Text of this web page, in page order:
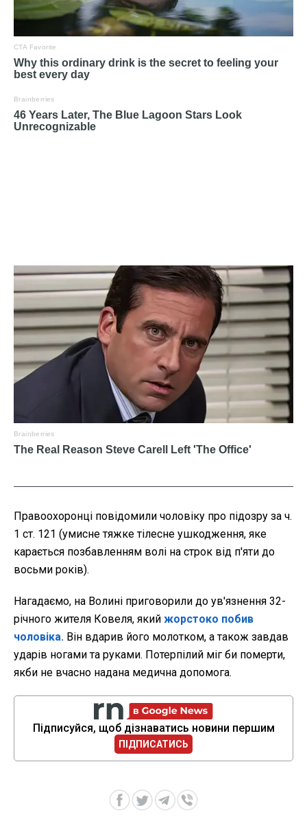
Правоохоронці повідомили чоловіку про підозру за ч.
1 ст. 121 (умисне тяжке тілесне ушкодження, яке
карається позбавленням волі на строк від п'яти до
восьми років).
Нагадаємо, на Волині приговорили до ув'язнення 32-
річного жителя Ковеля, який жорстоко побив
чоловіка. Він вдарив його молотком, а також завдав
ударів ногами та руками. Потерпілий міг би померти,
якби не вчасно надана медична допомога.
Підписуйся, щоб дізнаватись новини першим
ПІДПИСАТИСЬ